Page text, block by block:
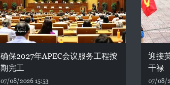
确保2027年APEC会议服务工程按
期完工
07/08/2026 15:53
迎接
干禄
07/08/